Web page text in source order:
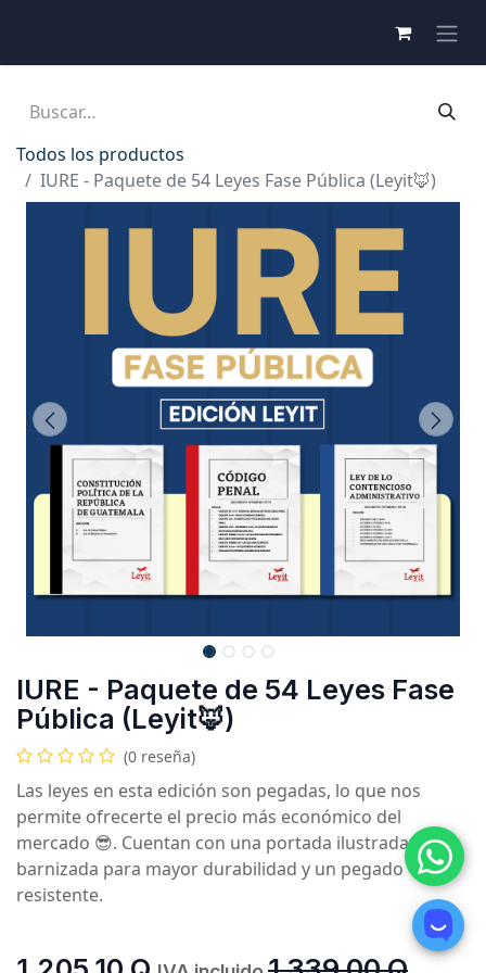
Todos los productos
IURE - Paquete de 54 Leyes Fase Pública (Leyit🦊)
IURE - Paquete de 54 Leyes Fase
Pública (Leyit🦊)
(0 reseña)
Las leyes en esta edición son pegadas, lo que nos
permite ofrecerte el precio más económico del
mercado 😎. Cuentan con una portada ilustrada y
barnizada para mayor durabilidad y un pegado
resistente.